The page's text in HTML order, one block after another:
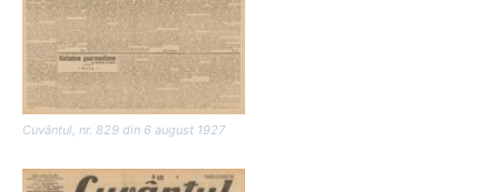
Cuvântul, nr. 829 din 6 august 1927